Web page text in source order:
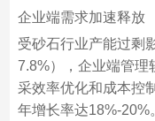
企业端需求加速释放‌
受砂石行业产能过剩
7.8%），企业端管理
采效率优化‌和‌成本控
年增长率达18%-20%‌